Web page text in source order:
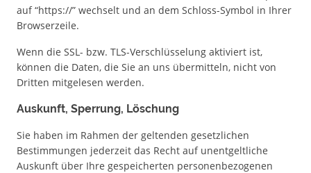
auf “https://” wechselt und an dem Schloss-Symbol in Ihrer
Browserzeile.
Wenn die SSL- bzw. TLS-Verschlüsselung aktiviert ist,
können die Daten, die Sie an uns übermitteln, nicht von
Dritten mitgelesen werden.
Auskunft, Sperrung, Löschung
Sie haben im Rahmen der geltenden gesetzlichen
Bestimmungen jederzeit das Recht auf unentgeltliche
Auskunft über Ihre gespeicherten personenbezogenen